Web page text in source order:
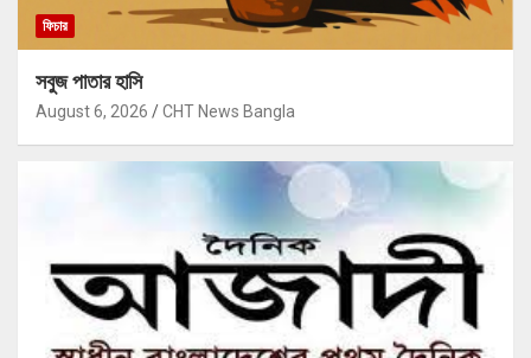
ফিচার
সবুজ পাতার হাসি
August 6, 2026 CHT News Bangla